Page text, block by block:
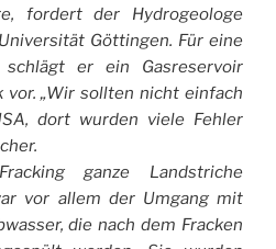
fordert der Hydrogeologe
Göttingen. Für eine
schlägt er ein Gasreservoir
vor. „Wir sollten nicht einfach
dort wurden viele Fehler
ganze Landstriche
vor allem der Umgang mit
die nach dem Fracken